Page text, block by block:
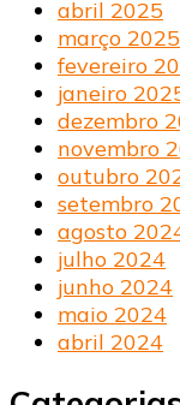
abril 2025
março 2025
fevereiro
janeiro
dezembro
novembro
outubro
setembro
agosto
julho 2024
junho 2024
maio 2024
abril 2024